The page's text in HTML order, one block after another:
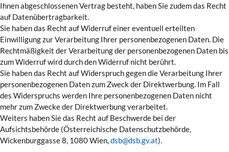
Ihnen abgeschlossenen Vertrag besteht, haben Sie zudem das Recht
auf Datenübertragbarkeit.
Sie haben das Recht auf Widerruf einer eventuell erteilten
Einwilligung zur Verarbeitung Ihrer personenbezogenen Daten. Die
Rechtmäßigkeit der Verarbeitung der personenbezogenen Daten bis
zum Widerruf wird durch den Widerruf nicht berührt.
Sie haben das Recht auf Widerspruch gegen die Verarbeitung Ihrer
personenbezogenen Daten zum Zweck der Direktwerbung. Im Fall
des Widerspruchs werden Ihre personenbezogenen Daten nicht
mehr zum Zwecke der Direktwerbung verarbeitet.
Weiters haben Sie das Recht auf Beschwerde bei der
Aufsichtsbehörde (Österreichische Datenschutzbehörde,
Wickenburggasse 8, 1080 Wien,dsb@dsb.gv.at).